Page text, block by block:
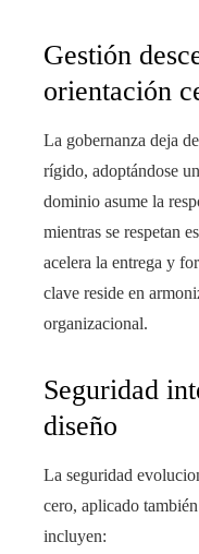
Gestión
orientación
La gobernanza deja
rígido, adoptándose
dominio asume la
mientras se respetan
acelera la entrega y
clave reside en
organizacional.
Seguridad
diseño
La seguridad
cero, aplicado
incluyen: